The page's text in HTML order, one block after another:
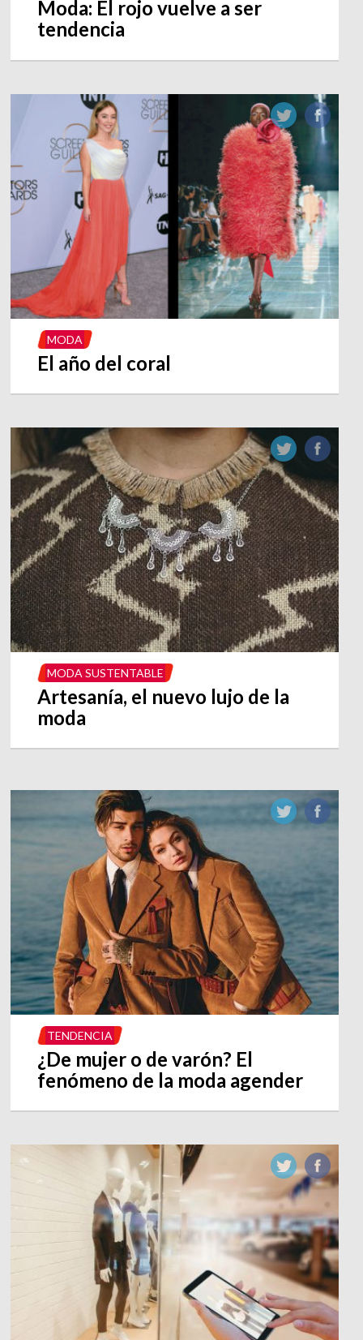
Moda: El rojo vuelve a ser
tendencia
MODA
El año del coral
MODA SUSTENTABLE
Artesanía, el nuevo lujo de la
moda
TENDENCIA
¿De mujer o de varón? El
fenómeno de la moda agender